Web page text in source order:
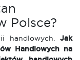
Polsce?
handlowych. Jak
Handlowych na